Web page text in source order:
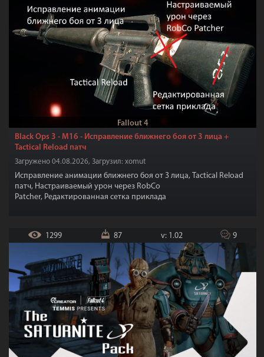
Fallout 4
Black Ops 3 - M16 - Исправление ближнего боя от 3 лица +
Tactical Reload патч
Загружено 04.08.2026, Загрузил: xomut
Исправление анимации ближнего боя от 3 лица, Tactical Reload
патч, Настраиваемый урон через RobCo
Patcher, Редактированная сетка приклада
1299 87 v: 1.02 9